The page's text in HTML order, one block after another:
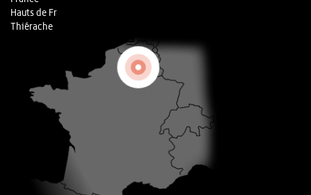
Hauts de Fr
Thiérache